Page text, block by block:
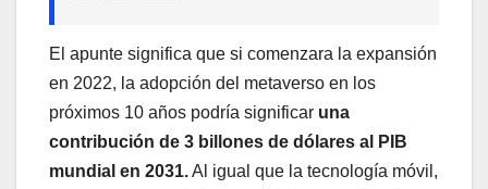
El apunte significa que si comenzara la expansión
en 2022, la adopción del metaverso en los
próximos 10 años podría significar una
contribución de 3 billones de dólares al PIB
mundial en 2031.Al igual que la tecnología móvil,